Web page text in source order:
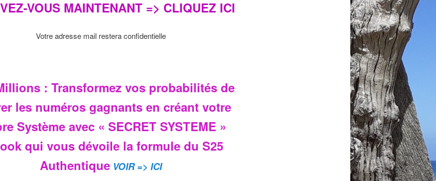
VOUS MAINTENANT => CLIQUEZ ICI
Votre adresse mail restera confidentielle
: Transformez vos probabilités de
les numéros gagnants en créant votre
Système avec « SECRET SYSTEME »
qui vous dévoile la formule du S25
Authentique VOIR => ICI